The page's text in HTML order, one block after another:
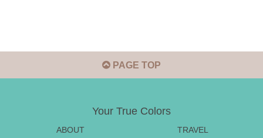
PAGE TOP
Your True Colors
ABOUT
TRAVEL